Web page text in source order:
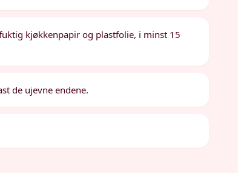
kjøkkenpapir og plastfolie, i minst 15
de ujevne endene.